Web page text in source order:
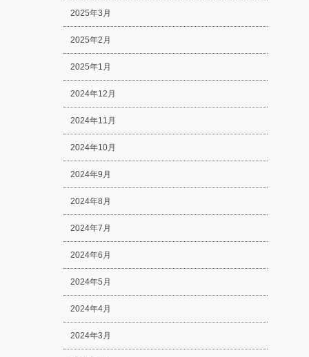
2025年3月
2025年2月
2025年1月
2024年12月
2024年11月
2024年10月
2024年9月
2024年8月
2024年7月
2024年6月
2024年5月
2024年4月
2024年3月